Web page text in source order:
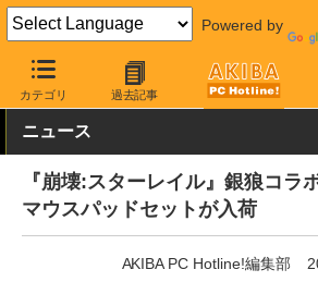
Powered by
カテゴリ 過去記事
AKIBA PC Hotline! PC周辺機器 キーボー
ニュース
『崩壊:スターレイル』銀狼コラ
マウスパッドセットが入荷
AKIBA PC Hotline!編集部